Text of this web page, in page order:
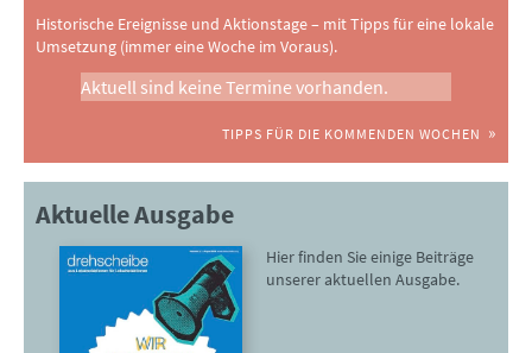
Historische Ereignisse und Aktionstage – mit Tipps für eine lokale
Umsetzung (immer eine Woche im Voraus).
Aktuell sind keine Termine vorhanden.
TIPPS FÜR DIE KOMMENDEN WOCHEN
Aktuelle Ausgabe
Hier finden Sie einige Beiträge
unserer aktuellen Ausgabe.